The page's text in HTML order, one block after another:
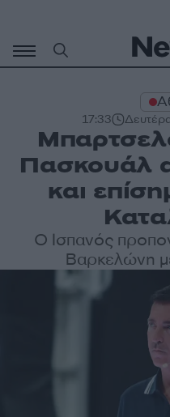
περιεχόμενο
17:33
Πασκουάλ
και
Ο Ισπανός
Βαρκελώνη